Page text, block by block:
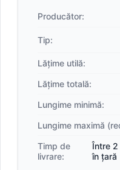
Producător:
Tip:
Lățime utilă:
Lățime totală:
Lungime minimă:
Lungime maximă
Timp de
livrare:
Între 2
în țară